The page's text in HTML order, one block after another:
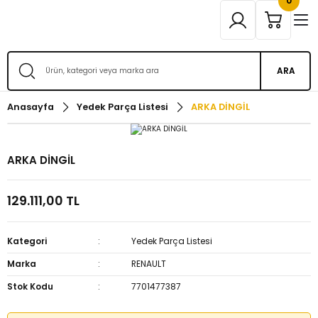
ARA
Anasayfa Yedek Parça Listesi ARKA DİNGİL
ARKA DİNGİL
129.111,00 TL
Kategori
Yedek Parça Listesi
Marka
RENAULT
Stok Kodu
7701477387